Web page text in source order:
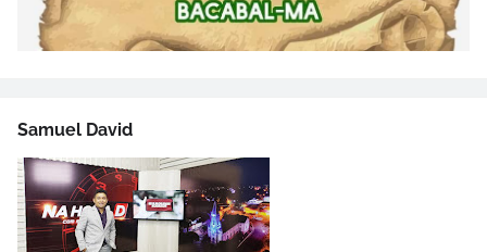
Samuel David